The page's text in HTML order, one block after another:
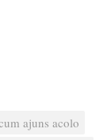
ajuns acolo